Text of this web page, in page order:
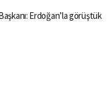
Erdoğan’la görüştük